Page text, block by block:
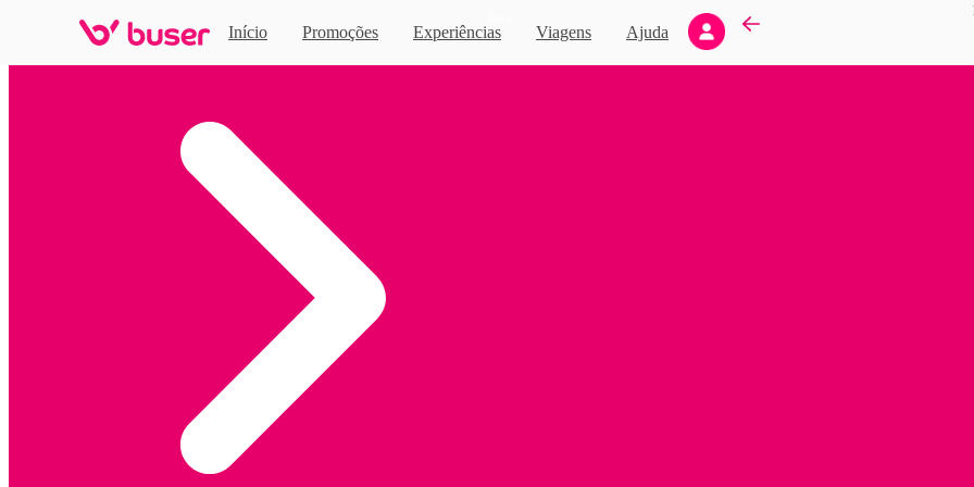
Início Promoções Experiências Viagens Ajuda